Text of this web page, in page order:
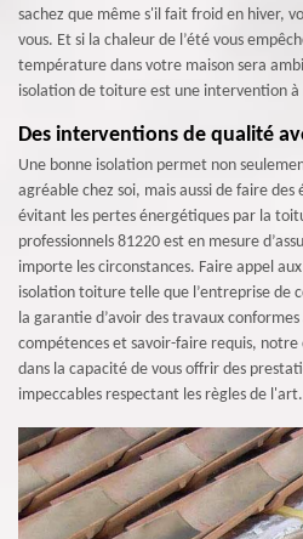
sachez que même s'il fait froid en hiver,
vous. Et si la chaleur de l’été vous
température dans votre maison sera
isolation de toiture est une intervention à
Des interventions de qualité
Une bonne isolation permet non
agréable chez soi, mais aussi de faire
évitant les pertes énergétiques par la
professionnels 81220 est en mesure
importe les circonstances. Faire appel
isolation toiture telle que l’entreprise de
la garantie d’avoir des travaux
compétences et savoir-faire requis,
dans la capacité de vous offrir des
impeccables respectant les règles de l'art.